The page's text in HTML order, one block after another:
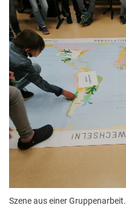
Szene aus einer Gruppenarbeit.